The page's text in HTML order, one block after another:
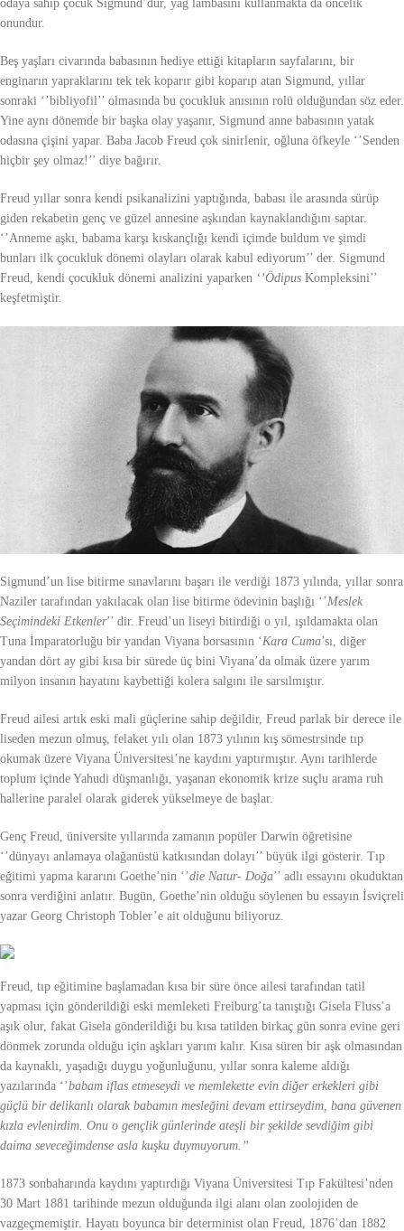
odaya sahip çocuk Sigmund’dur, yağ lambasını kullanmakta da öncelik
onundur.
Beş yaşları civarında babasının hediye ettiği kitapların sayfalarını, bir
enginarın yapraklarını tek tek koparır gibi koparıp atan Sigmund, yıllar
sonraki ‘’bibliyofil’’ olmasında bu çocukluk anısının rolü olduğundan söz eder.
Yine aynı dönemde bir başka olay yaşanır, Sigmund anne babasının yatak
odasına çişini yapar. Baba Jacob Freud çok sinirlenir, oğluna öfkeyle ‘’Senden
hiçbir şey olmaz!’’ diye bağırır.
Freud yıllar sonra kendi psikanalizini yaptığında, babası ile arasında sürüp
giden rekabetin genç ve güzel annesine aşkından kaynaklandığını saptar.
‘’Anneme aşkı, babama karşı kıskançlığı kendi içimde buldum ve şimdi
bunları ilk çocukluk dönemi olayları olarak kabul ediyorum’’ der. Sigmund
Freud, kendi çocukluk dönemi analizini yaparken ‘’Ödipus Kompleksini’’
keşfetmiştir.
Sigmund’un lise bitirme sınavlarını başarı ile verdiği 1873 yılında, yıllar sonra
Naziler tarafından yakılacak olan lise bitirme ödevinin başlığı ‘’Meslek
Seçimindeki Etkenler’’ dir. Freud’un liseyi bitirdiği o yıl, ışıldamakta olan
Tuna İmparatorluğu bir yandan Viyana borsasının ‘Kara Cuma’sı, diğer
yandan dört ay gibi kısa bir sürede üç bini Viyana’da olmak üzere yarım
milyon insanın hayatını kaybettiği kolera salgını ile sarsılmıştır.
Freud ailesi artık eski mali güçlerine sahip değildir, Freud parlak bir derece ile
liseden mezun olmuş, felaket yılı olan 1873 yılının kış sömestrsinde tıp
okumak üzere Viyana Üniversitesi’ne kaydını yaptırmıştır. Aynı tarihlerde
toplum içinde Yahudi düşmanlığı, yaşanan ekonomik krize suçlu arama ruh
hallerine paralel olarak giderek yükselmeye de başlar.
Genç Freud, üniversite yıllarında zamanın popüler Darwin öğretisine
‘’dünyayı anlamaya olağanüstü katkısından dolayı’’ büyük ilgi gösterir. Tıp
eğitimi yapma kararını Goethe’nin ‘’die Natur- Doğa’’ adlı essayını okuduktan
sonra verdiğini anlatır. Bugün, Goethe’nin olduğu söylenen bu essayın İsviçreli
yazar Georg Christoph Tobler’e ait olduğunu biliyoruz.
Freud, tıp eğitimine başlamadan kısa bir süre önce ailesi tarafından tatil
yapması için gönderildiği eski memleketi Freiburg’ta tanıştığı Gisela Fluss’a
aşık olur, fakat Gisela gönderildiği bu kısa tatilden birkaç gün sonra evine geri
dönmek zorunda olduğu için aşkları yarım kalır. Kısa süren bir aşk olmasından
da kaynaklı, yaşadığı duygu yoğunluğunu, yıllar sonra kaleme aldığı
yazılarında ‘’babam iflas etmeseydi ve memlekette evin diğer erkekleri gibi
güçlü bir delikanlı olarak babamın mesleğini devam ettirseydim, bana güvenen
kızla evlenirdim. Onu o gençlik günlerinde ateşli bir şekilde sevdiğim gibi
daima seveceğimdense asla kuşku duymuyorum.’’
1873 sonbaharında kaydını yaptırdığı Viyana Üniversitesi Tıp Fakültesi’nden
30 Mart 1881 tarihinde mezun olduğunda ilgi alanı olan zoolojiden de
vazgeçmemiştir. Hayatı boyunca bir determinist olan Freud, 1876’dan 1882